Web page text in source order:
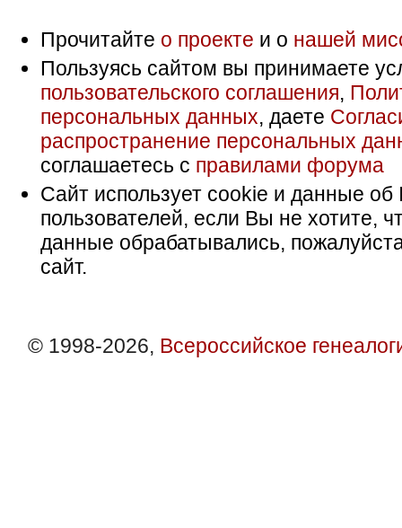
Прочитайте о проекте и о нашей
Пользуясь сайтом вы принимаете
пользовательского соглашения,
персональных данных, даете
распространение персональных
соглашаетесь с правилами форума
Сайт использует cookie и данные об
пользователей, если Вы не хотите,
данные обрабатывались,
сайт.
© 1998-2026, Всероссийское